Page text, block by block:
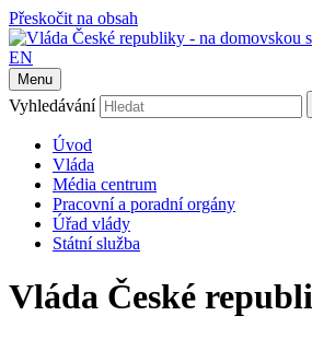
Přeskočit na obsah
EN
Menu
Vyhledávání
Úvod
Vláda
Média centrum
Pracovní a poradní orgány
Úřad vlády
Státní služba
Vláda České